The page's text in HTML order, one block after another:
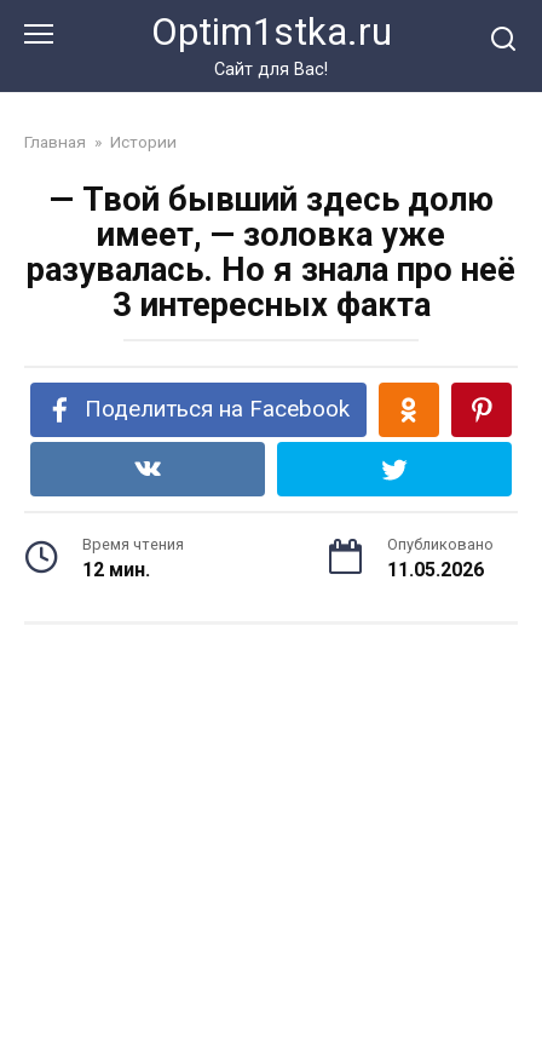
Optim1stka.ru
Сайт для Вас!
Главная » Истории
— Твой бывший здесь долю
имеет, — золовка уже
разувалась. Но я знала про неё
3 интересных факта
Поделиться на Facebook
Время чтения
12 мин.
Опубликовано
11.05.2026